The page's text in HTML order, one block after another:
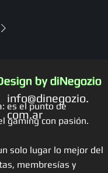
es el punto de
gaming con pasión.
solo lugar lo mejor del
membresías y
by diNegozio
info@dinegozio.
com.ar